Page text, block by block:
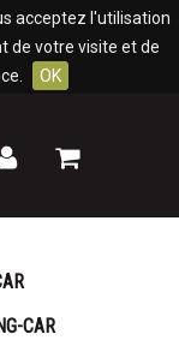
acceptez l'utilisation
de votre visite et de
OK
Mon
Mon
CAR